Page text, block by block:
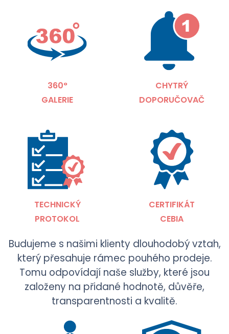
360°
GALERIE
CHYTRÝ
DOPORUČOVAČ
TECHNICKÝ
PROTOKOL
CERTIFIKÁT
CEBIA
Budujeme s našimi klienty dlouhodobý vztah,
který přesahuje rámec pouhého prodeje.
Tomu odpovídají naše služby, které jsou
založeny na přidané hodnotě, důvěře,
transparentnosti a kvalitě.